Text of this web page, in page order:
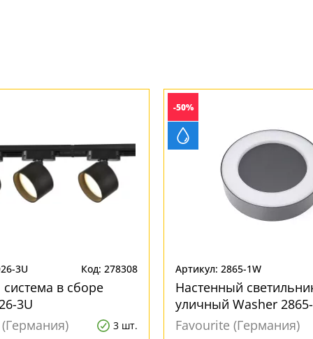
3U Код: 278308
система в сборе
3U
3 шт.
-50%
Артикул: 2865-1W
Настенный
уличный Washer
Favourite (Германия)